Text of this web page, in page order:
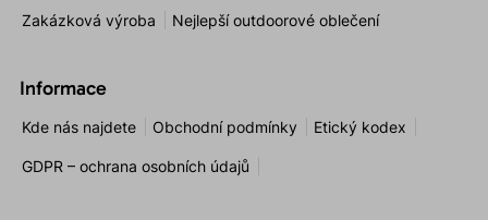
Zakázková výroba Nejlepší outdoorové oblečení
Informace
Kde nás najdete Obchodní podmínky Etický kodex
GDPR – ochrana osobních údajů